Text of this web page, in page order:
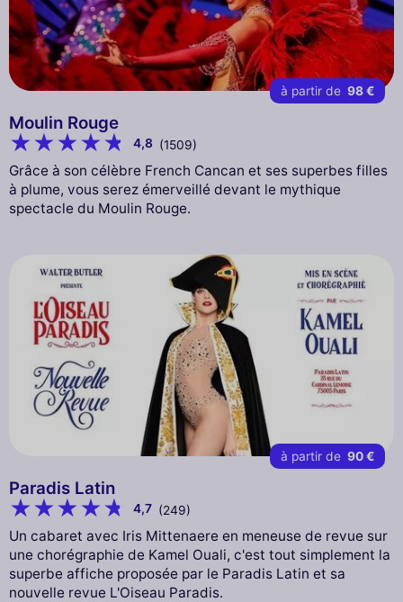
à partir de 98 €
Moulin Rouge
4,8 (1509)
Grâce à son célèbre French Cancan et ses superbes filles
à plume, vous serez émerveillé devant le mythique
spectacle du Moulin Rouge.
à partir de 90 €
Paradis Latin
4,7 (249)
Un cabaret avec Iris Mittenaere en meneuse de revue sur
une chorégraphie de Kamel Ouali, c'est tout simplement la
superbe affiche proposée par le Paradis Latin et sa
nouvelle revue L'Oiseau Paradis.